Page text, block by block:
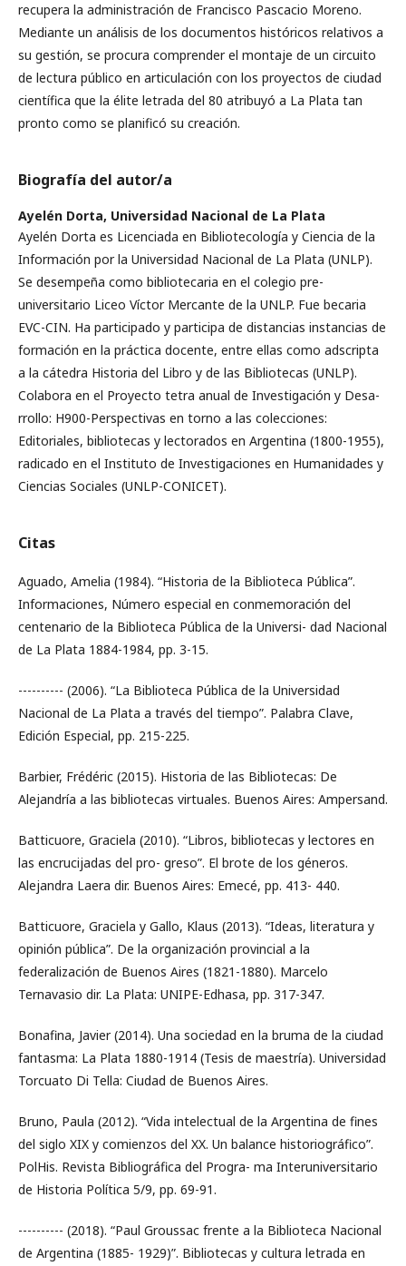
recupera la administración de Francisco Pascacio Moreno.
Mediante un análisis de los documentos históricos relativos a
su gestión, se procura comprender el montaje de un circuito
de lectura público en articulación con los proyectos de ciudad
científica que la élite letrada del 80 atribuyó a La Plata tan
pronto como se planificó su creación.
Biografía del autor/a
Ayelén Dorta, Universidad Nacional de La Plata
Ayelén Dorta es Licenciada en Bibliotecología y Ciencia de la
Información por la Universidad Nacional de La Plata (UNLP).
Se desempeña como bibliotecaria en el colegio pre-
universitario Liceo Víctor Mercante de la UNLP. Fue becaria
EVC-CIN. Ha participado y participa de distancias instancias de
formación en la práctica docente, entre ellas como adscripta
a la cátedra Historia del Libro y de las Bibliotecas (UNLP).
Colabora en el Proyecto tetra anual de Investigación y Desa-
rrollo: H900-Perspectivas en torno a las colecciones:
Editoriales, bibliotecas y lectorados en Argentina (1800-1955),
radicado en el Instituto de Investigaciones en Humanidades y
Ciencias Sociales (UNLP-CONICET).
Citas
Aguado, Amelia (1984). “Historia de la Biblioteca Pública”.
Informaciones, Número especial en conmemoración del
centenario de la Biblioteca Pública de la Universi- dad Nacional
de La Plata 1884-1984, pp. 3-15.
---------- (2006). “La Biblioteca Pública de la Universidad
Nacional de La Plata a través del tiempo”. Palabra Clave,
Edición Especial, pp. 215-225.
Barbier, Frédéric (2015). Historia de las Bibliotecas: De
Alejandría a las bibliotecas virtuales. Buenos Aires: Ampersand.
Batticuore, Graciela (2010). “Libros, bibliotecas y lectores en
las encrucijadas del pro- greso”. El brote de los géneros.
Alejandra Laera dir. Buenos Aires: Emecé, pp. 413- 440.
Batticuore, Graciela y Gallo, Klaus (2013). “Ideas, literatura y
opinión pública”. De la organización provincial a la
federalización de Buenos Aires (1821-1880). Marcelo
Ternavasio dir. La Plata: UNIPE-Edhasa, pp. 317-347.
Bonafina, Javier (2014). Una sociedad en la bruma de la ciudad
fantasma: La Plata 1880-1914 (Tesis de maestría). Universidad
Torcuato Di Tella: Ciudad de Buenos Aires.
Bruno, Paula (2012). “Vida intelectual de la Argentina de fines
del siglo XIX y comienzos del XX. Un balance historiográfico”.
PolHis. Revista Bibliográfica del Progra- ma Interuniversitario
de Historia Política 5/9, pp. 69-91.
---------- (2018). “Paul Groussac frente a la Biblioteca Nacional
de Argentina (1885- 1929)”. Bibliotecas y cultura letrada en